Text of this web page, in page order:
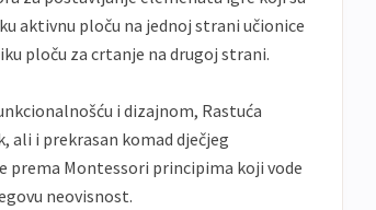
aktivnu ploču na jednoj strani učionice
ploču za crtanje na drugoj strani.
i dizajnom, Rastuća
ali i prekrasan komad dječjeg
prema Montessori principima koji vode
neovisnost.